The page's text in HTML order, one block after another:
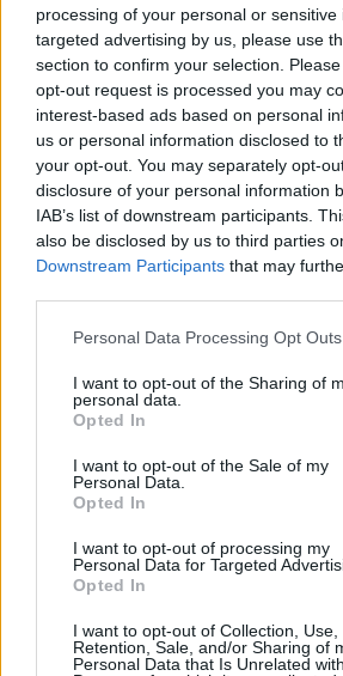
processing of your personal or
targeted advertising by us, please use
section to confirm your selection.
opt-out request is processed you may
interest-based ads based on personal
us or personal information disclosed to
your opt-out. You may separately opt-
disclosure of your personal information
IAB’s list of downstream participants.
also be disclosed by us to third parties
Downstream Participants that may
Personal Data Processing Opt Outs
I want to opt-out of the Sharing of
personal data.
Opted In
I want to opt-out of the Sale of my
Personal Data.
Opted In
I want to opt-out of processing my
Personal Data for Targeted
Opted In
I want to opt-out of Collection, Use,
Retention, Sale, and/or Sharing of
Personal Data that Is Unrelated
Θερμοκρασία: Από 14 έως 24
ΝΗΣΙΑ ΑΝΑΤΟΛΙΚΟΥ ΑΙΓΑΙΟΥ –
Καιρός: Παροδικές νεφώσεις με
κυρίως στα Δωδεκάνησα όπου
εκδηλωθούν και μεμονωμένες
απόγευμα.
βαθμιαία από ανατολικές
ένταση.
Θερμοκρασία: Από 14 έως 24
ΕΥΒΟΙΑ
βροχές.
νότια πρόσκαιρα τοπικά 5